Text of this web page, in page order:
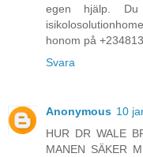
egen hjälp.
honom på
Svara
Anonymous 10
HUR DR WALE
MANEN SÄKER